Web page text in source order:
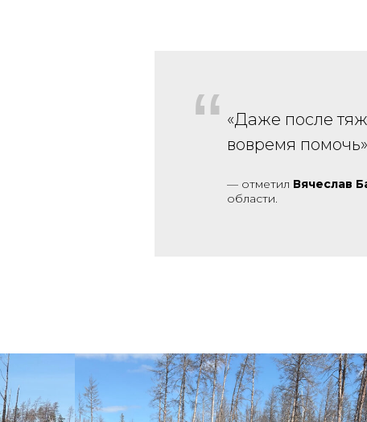
“ «Даже после
вовремя помочь»
— отметил Вячеслав
области.